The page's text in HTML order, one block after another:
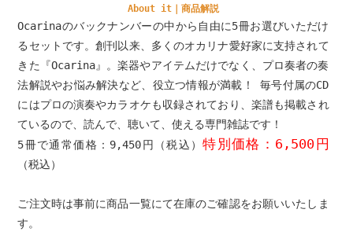
About it｜商品解説
Ocarinaのバックナンバーの中から自由に5冊お選びいただけ
るセットです。創刊以来、多くのオカリナ愛好家に支持されて
きた『Ocarina』。楽器やアイテムだけでなく、プロ奏者の奏
法解説やお悩み解決など、役立つ情報が満載！ 毎号付属のCD
にはプロの演奏やカラオケも収録されており、楽譜も掲載され
ているので、読んで、聴いて、使える専門雑誌です！
5冊で通常価格：9,450円（税込）特別価格：6,500円
（税込）
ご注文時は事前に商品一覧にて在庫のご確認をお願いいたしま
す。